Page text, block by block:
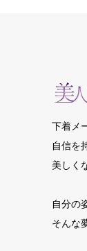
下着メ
自信を
美しく
自分の
そんな